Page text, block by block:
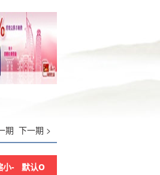
期 下一期 >
小- 默认o